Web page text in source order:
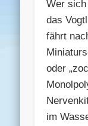
Wer
das
fährt
oder
im